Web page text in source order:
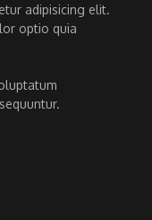
adipisicing elit.
optio quia